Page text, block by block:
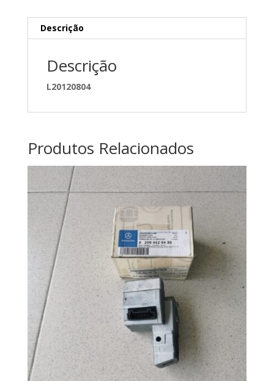
A2014600579
Descrição
Descrição
L20120804
Produtos Relacionados